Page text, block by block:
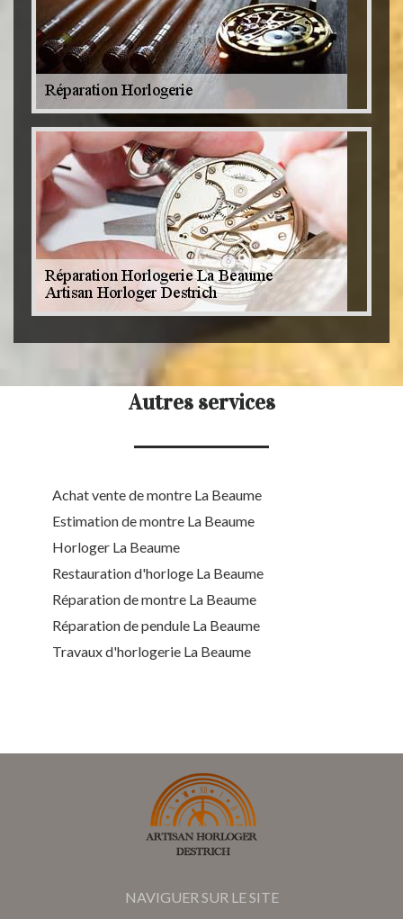
Autres services
Achat vente de montre La Beaume
Estimation de montre La Beaume
Horloger La Beaume
Restauration d'horloge La Beaume
Réparation de montre La Beaume
Réparation de pendule La Beaume
Travaux d'horlogerie La Beaume
NAVIGUER SUR LE SITE